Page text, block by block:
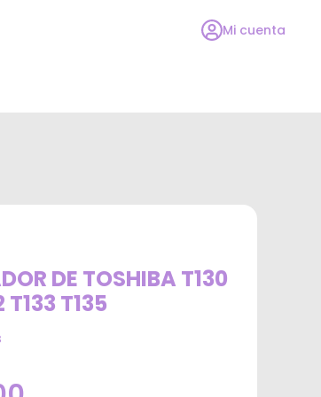
Mi cuenta
DE TOSHIBA T130
T133 T135